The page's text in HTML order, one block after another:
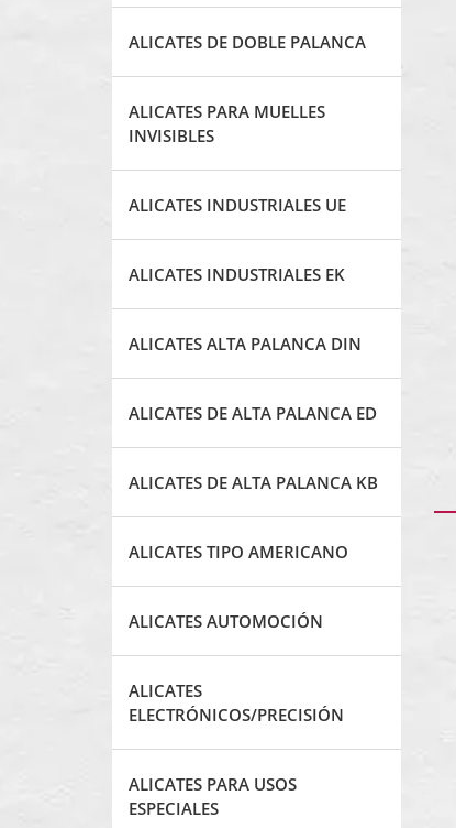
ALICATES DE DOBLE PALANCA
ALICATES PARA MUELLES
INVISIBLES
ALICATES INDUSTRIALES UE
ALICATES INDUSTRIALES EK
ALICATES ALTA PALANCA DIN
ALICATES DE ALTA PALANCA ED
ALICATES DE ALTA PALANCA KB
ALICATES TIPO AMERICANO
ALICATES AUTOMOCIÓN
ALICATES
ELECTRÓNICOS/PRECISIÓN
ALICATES PARA USOS
ESPECIALES